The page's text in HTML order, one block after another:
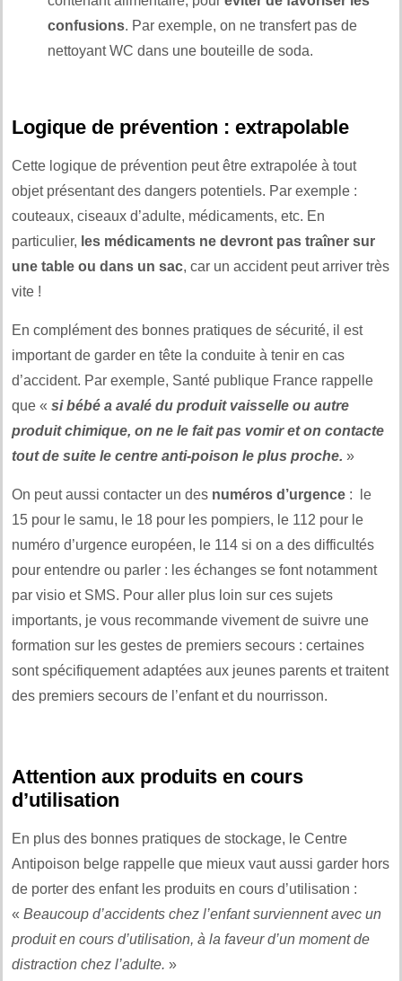
confusions. Par exemple, on ne transfert pas de
nettoyant WC dans une bouteille de soda.
Logique de prévention : extrapolable
Cette logique de prévention peut être extrapolée à tout
objet présentant des dangers potentiels. Par exemple :
couteaux, ciseaux d’adulte, médicaments, etc. En
particulier, les médicaments ne devront pas traîner sur
une table ou dans un sac, car un accident peut arriver très
vite !
En complément des bonnes pratiques de sécurité, il est
important de garder en tête la conduite à tenir en cas
d’accident. Par exemple, Santé publique France rappelle
que « si bébé a avalé du produit vaisselle ou autre
produit chimique, on ne le fait pas vomir et on contacte
tout de suite le centre anti-poison le plus proche. »
On peut aussi contacter un des numéros d’urgence : le
15 pour le samu, le 18 pour les pompiers, le 112 pour le
numéro d’urgence européen, le 114 si on a des difficultés
pour entendre ou parler : les échanges se font notamment
par visio et SMS. Pour aller plus loin sur ces sujets
importants, je vous recommande vivement de suivre une
formation sur les gestes de premiers secours : certaines
sont spécifiquement adaptées aux jeunes parents et traitent
des premiers secours de l’enfant et du nourrisson.
Attention aux produits en cours
d’utilisation
En plus des bonnes pratiques de stockage, le Centre
Antipoison belge rappelle que mieux vaut aussi garder hors
de porter des enfant les produits en cours d’utilisation :
« Beaucoup d’accidents chez l’enfant surviennent avec un
produit en cours d’utilisation, à la faveur d’un moment de
distraction chez l’adulte. »